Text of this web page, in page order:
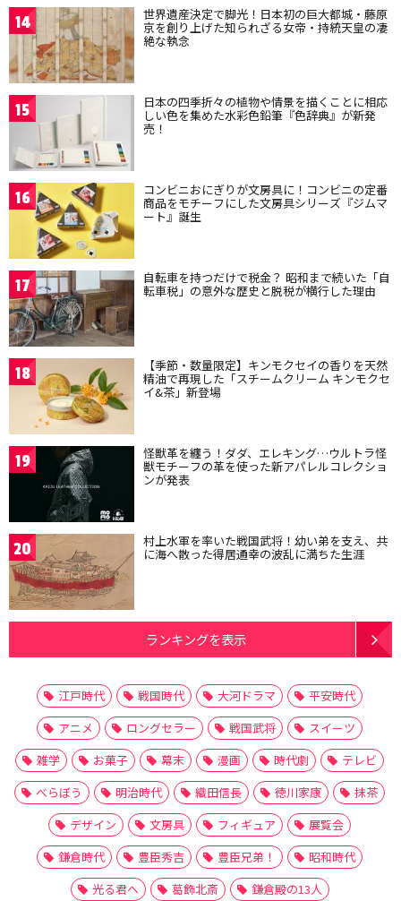
14 世界遺産決定で脚光！日本初の巨大都城・藤原
京を創り上げた知られざる女帝・持統天皇の凄
絶な執念
15 日本の四季折々の植物や情景を描くことに相応
しい色を集めた水彩色鉛筆『色辞典』が新発
売！
16 コンビニおにぎりが文房具に！コンビニの定番
商品をモチーフにした文房具シリーズ『ジムマ
ート』誕生
17 自転車を持つだけで税金？ 昭和まで続いた「自
転車税」の意外な歴史と脱税が横行した理由
18 【季節・数量限定】キンモクセイの香りを天然
精油で再現した「スチームクリーム キンモクセ
イ&茶」新登場
19 怪獣革を纏う！ダダ、エレキング…ウルトラ怪
獣モチーフの革を使った新アパレルコレクショ
ンが発表
20 村上水軍を率いた戦国武将！幼い弟を支え、共
に海へ散った得居通幸の波乱に満ちた生涯
ランキングを表示
江戸時代 戦国時代 大河ドラマ
平安時代
アニメ
ロングセラー 戦国武将
スイーツ
雑学
お菓子 幕末 漫画 時代劇
テレビ
べらぼう
明治時代 織田信長 徳川家康
抹茶
デザイン
文房具 フィギュア
展覧会
鎌倉時代
豊臣秀吉 豊臣兄弟！
昭和時代
光る君へ
葛飾北斎 鎌倉殿の13人